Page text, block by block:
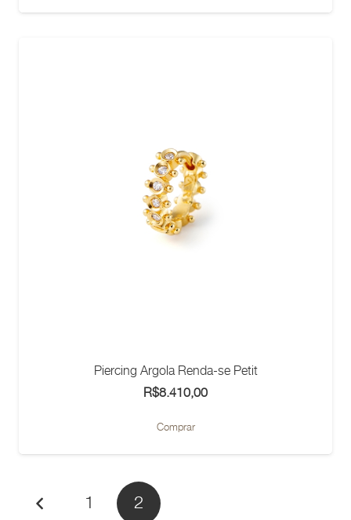
Piercing Argola Renda-se Petit
R$8.410,00
Comprar
1 2